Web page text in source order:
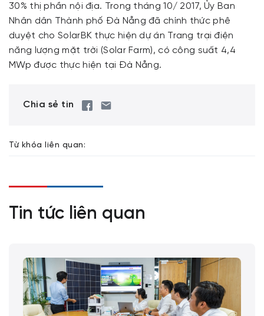
30% thị phần nội địa. Trong tháng 10/ 2017, Ủy Ban
Nhân dân Thành phố Đà Nẵng đã chính thức phê
duyệt cho SolarBK thực hiện dự án Trang trại điện
năng lượng mặt trời (Solar Farm), có công suất 4,4
MWp được thực hiện tại Đà Nẵng.
Chia sẻ tin
Từ khóa liên quan:
Tin tức liên quan